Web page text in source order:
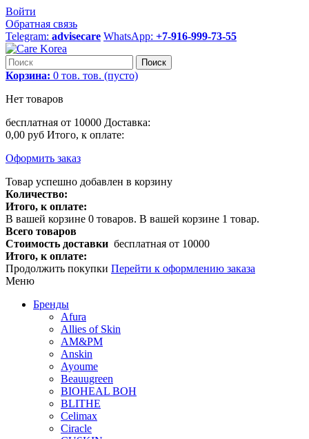
Войти
Обратная связь
Telegram: advisecare WhatsApp: +7-916-999-73-55
Поиск
Корзина: 0 тов. тов. (пусто)
Нет товаров
бесплатная от 10000 Доставка:
0,00 руб Итого, к оплате:
Оформить заказ
Товар успешно добавлен в корзину
Количество:
Итого, к оплате:
В вашей корзине 0 товаров. В вашей корзине 1 товар.
Всего товаров
Стоимость доставки бесплатная от 10000
Итого, к оплате:
Продолжить покупки Перейти к оформлению заказа
Меню
Бренды
Afura
Allies of Skin
AM&PM
Anskin
Ayoume
Beauugreen
BIOHEAL BOH
BLITHE
Celimax
Ciracle